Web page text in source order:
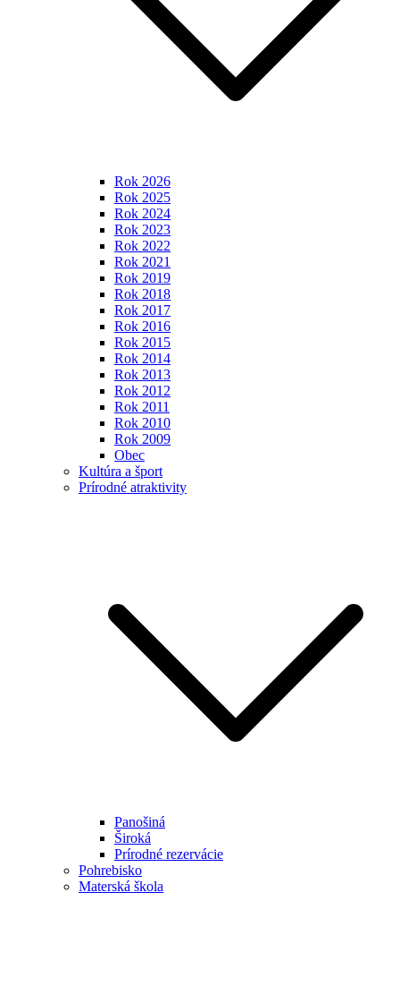
Rok 2026
Rok 2025
Rok 2024
Rok 2023
Rok 2022
Rok 2021
Rok 2019
Rok 2018
Rok 2017
Rok 2016
Rok 2015
Rok 2014
Rok 2013
Rok 2012
Rok 2011
Rok 2010
Rok 2009
Obec
Kultúra a šport
Prírodné atraktivity
Panošiná
Široká
Prírodné rezervácie
Pohrebisko
Materská škola